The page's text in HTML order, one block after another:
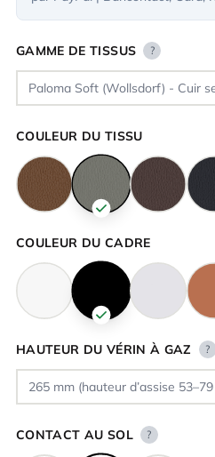
GAMME DE TISSUS ?
COULEUR DU TISSU
COULEUR DU CADRE
HAUTEUR DU VÉRIN À GAZ ?
CONTACT AU SOL ?